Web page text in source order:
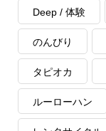
Deep / 体験
のんびり
タピオカ
ルーローハン